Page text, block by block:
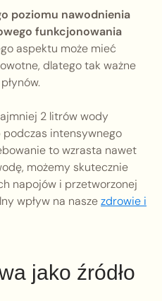
poziomu nawodnienia
funkcjonowania
aspektu może mieć
dlatego tak ważne
2 litrów wody
podczas intensywnego
to wzrasta nawet
możemy skutecznie
napojów i przetworzonej
wpływ na naszezdrowie i
jako źródło